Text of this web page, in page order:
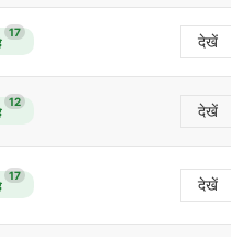
17 देखें
12 देखें
17 देखें